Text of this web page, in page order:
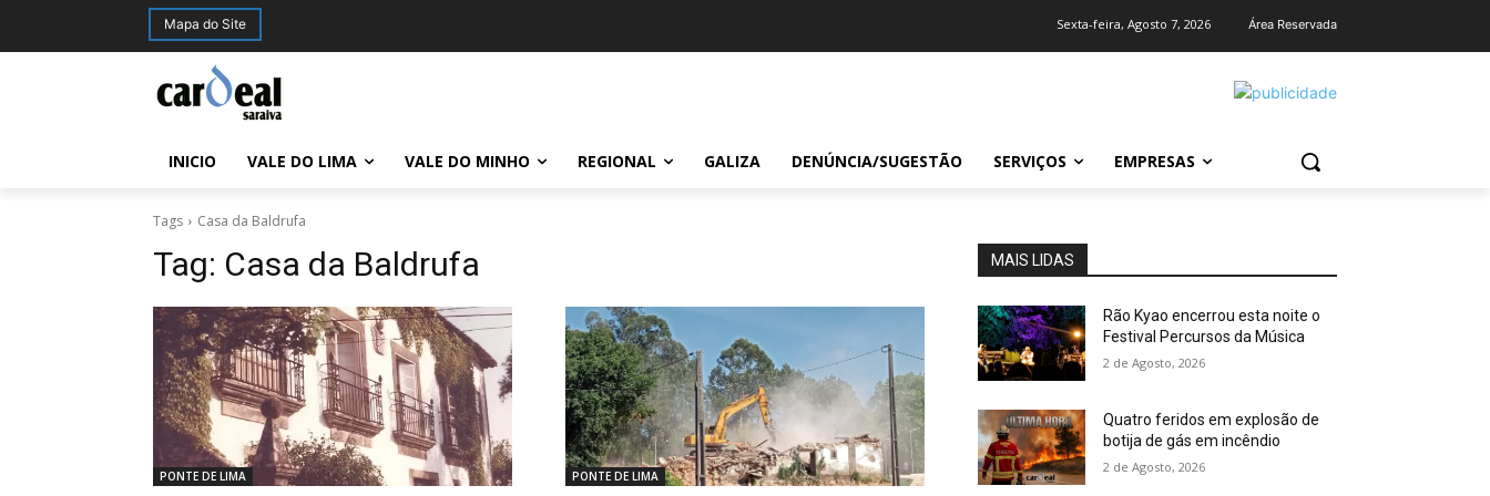
Mapa do Site Sexta-feira, Agosto 7, 2026 Área Reservada
INICIO VALE DO LIMA VALE DO MINHO REGIONAL GALIZA DENÚNCIA/SUGESTÃO SERVIÇOS EMPRESAS
Tags Casa da Baldrufa
Tag: Casa da Baldrufa
PONTE DE LIMA PONTE DE LIMA
MAIS LIDAS
Rão Kyao encerrou esta noite o
Festival Percursos da Música
2 de Agosto, 2026
Quatro feridos em explosão de
botija de gás em incêndio
2 de Agosto, 2026